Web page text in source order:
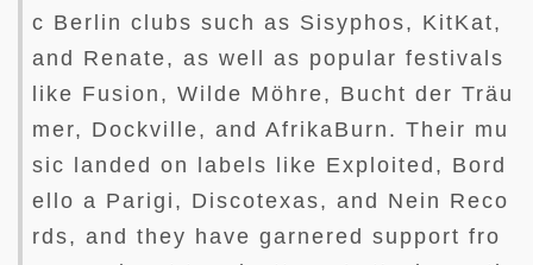
c Berlin clubs such as Sisyphos, KitKat,
and Renate, as well as popular festivals
like Fusion, Wilde Möhre, Bucht der Träu
mer, Dockville, and AfrikaBurn. Their mu
sic landed on labels like Exploited, Bord
ello a Parigi, Discotexas, and Nein Reco
rds, and they have garnered support fro